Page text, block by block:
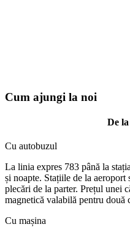
Cum ajungi la noi
De
Cu autobuzul
La linia expres 783 până la
și noapte. Stațiile de la
plecări de la parter. Prețul unei
magnetică valabilă pentru două
Cu mașina